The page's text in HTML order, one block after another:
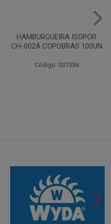
CAIXA PARDA PIZZA N30
OITAVADA BALUARTE C/10
Código: 001124